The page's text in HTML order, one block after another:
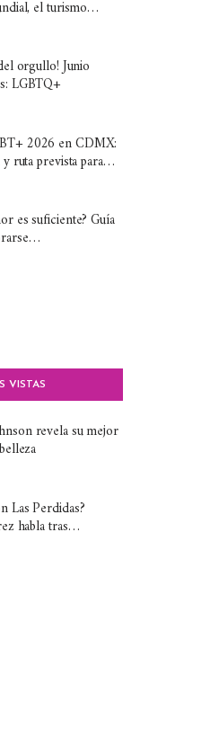
el turismo…
orgullo! Junio
LGBTQ+
2026 en CDMX:
ruta prevista para…
es suficiente? Guía
VISTAS
revela su mejor
Las Perdidas?
habla tras…